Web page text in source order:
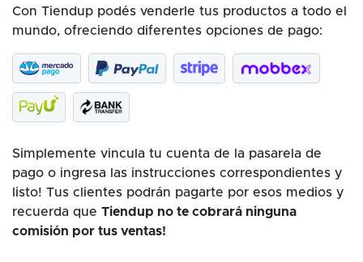
Con Tiendup podés venderle tus productos a todo el
mundo, ofreciendo diferentes opciones de pago:
Simplemente vincula tu cuenta de la pasarela de
pago o ingresa las instrucciones correspondientes y
listo! Tus clientes podrán pagarte por esos medios y
recuerda que Tiendup no te cobrará ninguna
comisión por tus ventas!